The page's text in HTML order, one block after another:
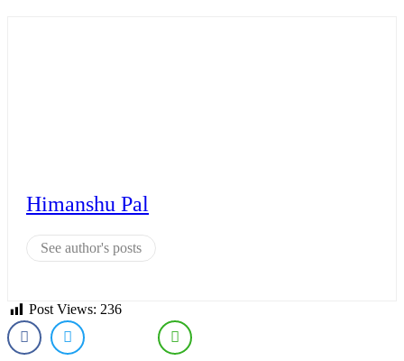
Himanshu Pal
See author's posts
Post Views: 236